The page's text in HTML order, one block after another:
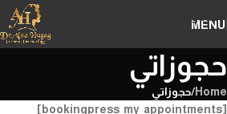
Skip to navigation
MENU
حجوزاتي
Home
/حجوزاتي
[bookingpress_my_appointments]